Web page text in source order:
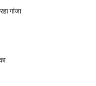
गांजा